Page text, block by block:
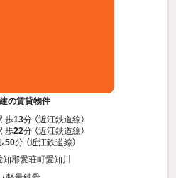
の賃貸物件
歩13分 （近江鉄道線）
歩22分 （近江鉄道線）
50分 （近江鉄道線）
郡愛荘町愛知川